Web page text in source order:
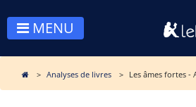
MENU
Analyses de livres Les âmes fortes -